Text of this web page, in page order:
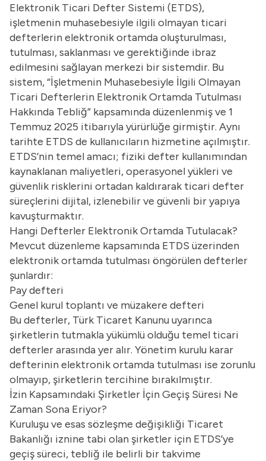
Elektronik Ticari Defter Sistemi (ETDS),
işletmenin muhasebesiyle ilgili olmayan ticari
defterlerin elektronik ortamda oluşturulması,
tutulması, saklanması ve gerektiğinde ibraz
edilmesini sağlayan merkezi bir sistemdir. Bu
sistem, “İşletmenin Muhasebesiyle İlgili Olmayan
Ticari Defterlerin Elektronik Ortamda Tutulması
Hakkında Tebliğ” kapsamında düzenlenmiş ve 1
Temmuz 2025 itibarıyla yürürlüğe girmiştir. Aynı
tarihte ETDS de kullanıcıların hizmetine açılmıştır.
ETDS’nin temel amacı; fiziki defter kullanımından
kaynaklanan maliyetleri, operasyonel yükleri ve
güvenlik risklerini ortadan kaldırarak ticari defter
süreçlerini dijital, izlenebilir ve güvenli bir yapıya
kavuşturmaktır.
Hangi Defterler Elektronik Ortamda Tutulacak?
Mevcut düzenleme kapsamında ETDS üzerinden
elektronik ortamda tutulması öngörülen defterler
şunlardır:
Pay defteri
Genel kurul toplantı ve müzakere defteri
Bu defterler, Türk Ticaret Kanunu uyarınca
şirketlerin tutmakla yükümlü olduğu temel ticari
defterler arasında yer alır. Yönetim kurulu karar
defterinin elektronik ortamda tutulması ise zorunlu
olmayıp, şirketlerin tercihine bırakılmıştır.
İzin Kapsamındaki Şirketler İçin Geçiş Süresi Ne
Zaman Sona Eriyor?
Kuruluşu ve esas sözleşme değişikliği Ticaret
Bakanlığı iznine tabi olan şirketler için ETDS’ye
geçiş süreci, tebliğ ile belirli bir takvime